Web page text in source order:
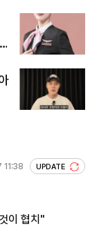
UPDATE
이 협치"